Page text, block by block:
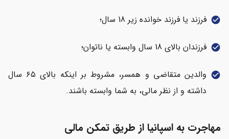
check_circle فرزند یا فرزند خوانده زیر 18 سال؛
check_circle فرزندان بالای 18 سال وابسته یا ناتوان؛
check_circle
والدین متقاضی و همسر، مشروط بر اینکه بالای ۶۵ سال
داشته و از نظر مالی، به شما وابسته باشند.
مهاجرت به اسپانیا از طریق تمکن مالی